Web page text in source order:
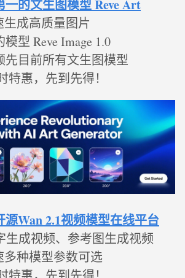
一的文生图模型 Reve Art
生成高质量图片
模型 Reve Image 1.0
先目前所有文生图模型
特惠，先到先得！
源Wan 2.1视频模型在线平台
生成视频、参考图生成视频
多种模型参数可选